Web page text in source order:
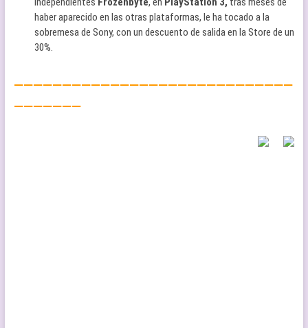
haber aparecido en las otras plataformas, le ha tocado a la
sobremesa de Sony, con un descuento de salida en la Store de un
30%.
—————————————————————————————
———————